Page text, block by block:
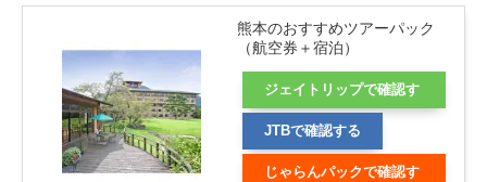
熊本のおすすめツアーパック
（航空券＋宿泊）
ジェイトリップで確認す
る
JTBで確認する
じゃらんパックで確認す